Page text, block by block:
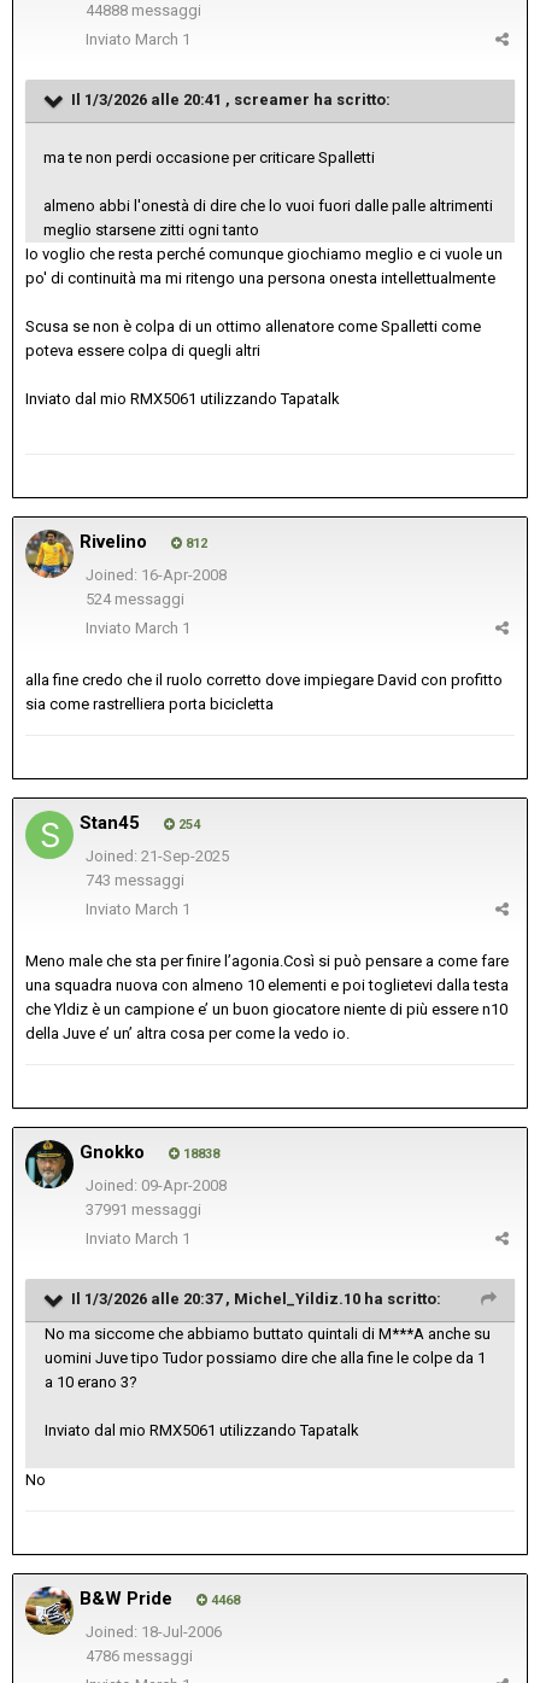
44888 messaggi
Inviato March 1
Il 1/3/2026 alle 20:41 , screamer ha scritto:
ma te non perdi occasione per criticare Spalletti
almeno abbi l'onestà di dire che lo vuoi fuori dalle palle altrimenti
meglio starsene zitti ogni tanto
Io voglio che resta perché comunque giochiamo meglio e ci vuole un
po' di continuità ma mi ritengo una persona onesta intellettualmente
Scusa se non è colpa di un ottimo allenatore come Spalletti come
poteva essere colpa di quegli altri
Inviato dal mio RMX5061 utilizzando Tapatalk
Rivelino 812
Joined: 16-Apr-2008
524 messaggi
Inviato March 1
alla fine credo che il ruolo corretto dove impiegare David con profitto
sia come rastrelliera porta bicicletta
Stan45 254
Joined: 21-Sep-2025
743 messaggi
Inviato March 1
Meno male che sta per finire l’agonia.Così si può pensare a come fare
una squadra nuova con almeno 10 elementi e poi toglietevi dalla testa
che Yldiz è un campione e’ un buon giocatore niente di più essere n10
della Juve e’ un’ altra cosa per come la vedo io.
Gnokko 18838
Joined: 09-Apr-2008
37991 messaggi
Inviato March 1
Il 1/3/2026 alle 20:37 , Michel_Yildiz.10 ha scritto:
No ma siccome che abbiamo buttato quintali di M***A anche su
uomini Juve tipo Tudor possiamo dire che alla fine le colpe da 1
a 10 erano 3?
Inviato dal mio RMX5061 utilizzando Tapatalk
No
B&W Pride 4468
Joined: 18-Jul-2006
4786 messaggi